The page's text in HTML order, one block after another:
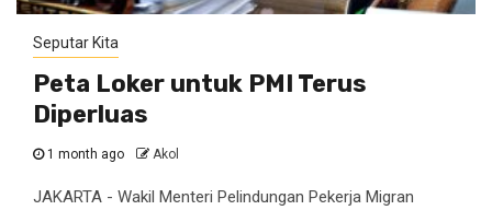
Seputar Kita
Peta Loker untuk PMI Terus
Diperluas
1 month ago Akol
JAKARTA - Wakil Menteri Pelindungan Pekerja Migran